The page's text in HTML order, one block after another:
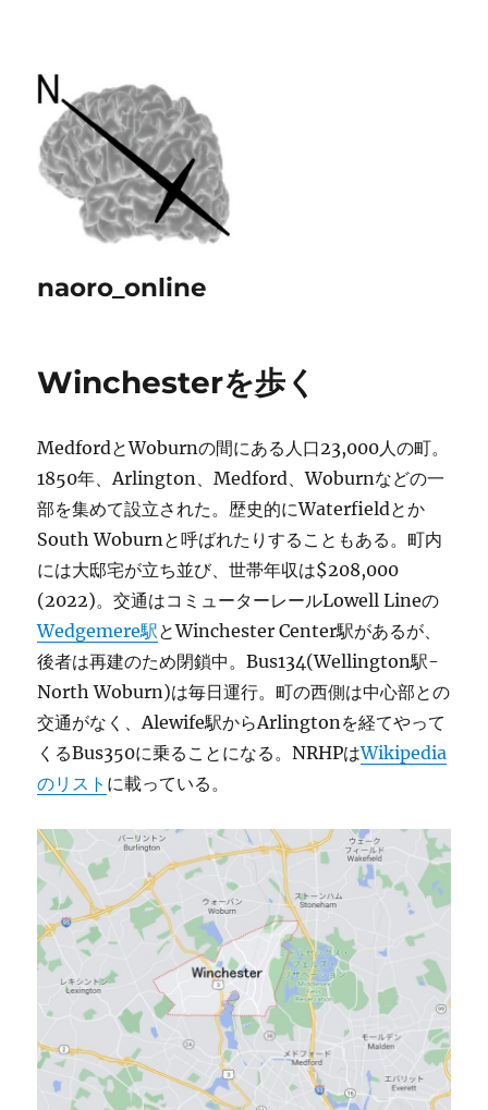
naoro_online
Winchesterを歩く
MedfordとWoburnの間にある人口23,000人の町。
1850年、Arlington、Medford、Woburnなどの一
部を集めて設立された。歴史的にWaterfieldとか
South Woburnと呼ばれたりすることもある。町内
には大邸宅が立ち並び、世帯年収は$208,000
(2022)。交通はコミューターレールLowell Lineの
Wedgemere駅とWinchester Center駅があるが、
後者は再建のため閉鎖中。Bus134(Wellington駅-
North Woburn)は毎日運行。町の西側は中心部との
交通がなく、Alewife駅からArlingtonを経てやって
くるBus350に乗ることになる。NRHPはWikipedia
のリスト に載っている。